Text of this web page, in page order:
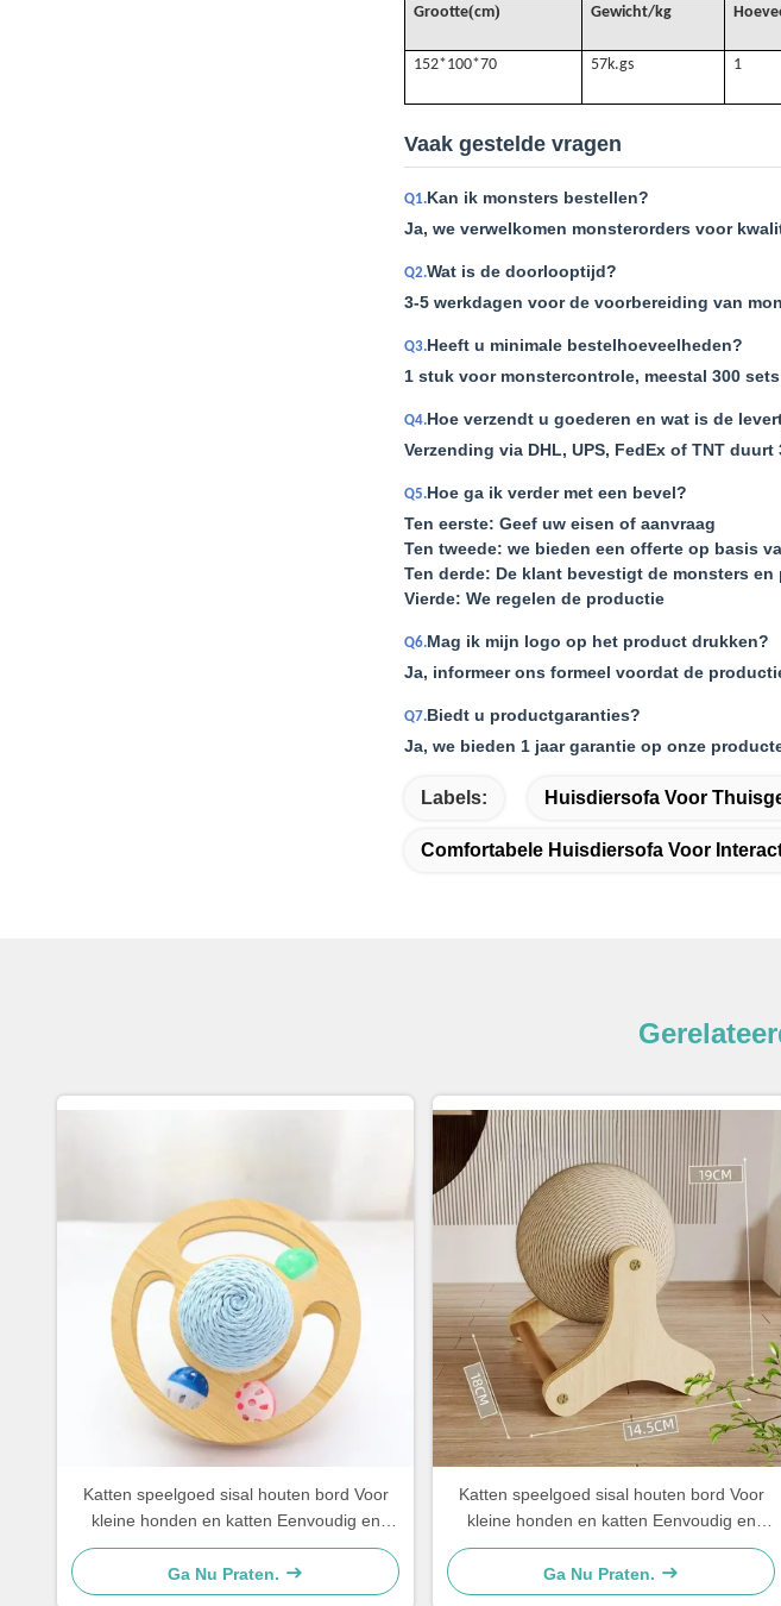
Grootte(cm) Gewicht/kg
152*100*70 57k.gs 1
Vaak gestelde vragen
Q1.Kan ik monsters bestellen?
Ja, we verwelkomen monsterorders voor
Q2.Wat is de doorlooptijd?
3-5 werkdagen voor de voorbereiding van
Q3.Heeft u minimale bestelhoeveelheden?
1 stuk voor monstercontrole, meestal 300
Q4.Hoe verzendt u goederen en wat is de
Verzending via DHL, UPS, FedEx of TNT duurt
Q5.Hoe ga ik verder met een bevel?
Ten eerste: Geef uw eisen of aanvraag
Ten tweede: we bieden een offerte op basis
Ten derde: De klant bevestigt de monsters en
Vierde: We regelen de productie
Q6.Mag ik mijn logo op het product drukken?
Ja, informeer ons formeel voordat de
Q7.Biedt u productgaranties?
Ja, we bieden 1 jaar garantie op onze
Labels: Huisdiersofa Voor
Comfortabele Huisdiersofa Voor
Katten speelgoed sisal houten bord Voor
kleine honden en katten Eenvoudig en
praktisch
Ga Nu Praten.
Katten speelgoed sisal houten bord Voor
kleine honden en katten Eenvoudig en
praktisch
Ga Nu Praten.